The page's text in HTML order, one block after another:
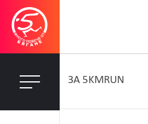
ЗA 5KMRUN